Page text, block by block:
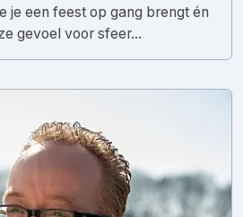
je een feest op gang brengt én
gevoel voor sfeer...